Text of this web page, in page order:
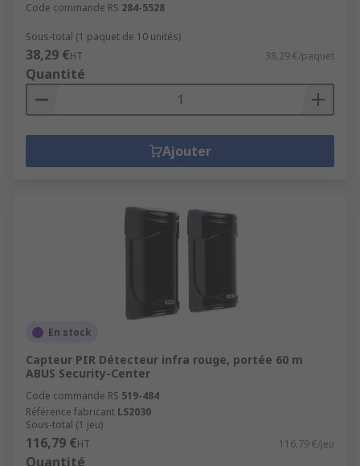
Notre gamme de poignées inclut une multitude
de formes et d'applications dans une gamme de
finitions et de matériaux. D'autres matériels et
pièces tels que les joints de porte pour garantir
une fermeture étanche, les plaques de bas de
porte pour l'ouverture mains-libres, au pied, et la
protection de la porte, les verrous, judas et
butées de porte ainsi que le matériel pour
armoires tel que les glissières et poignées de
de chevilles et vis en acier inox ou laiton pour
une installation immédiate.
Code commande RS 284-5528
Sous-total (1 paquet de 10 unités)
38,29 €HT 38,29 €/paquet
Quantité
Ajouter
En stock
Capteur PIR Détecteur infra rouge, portée 60 m
ABUS Security-Center
Code commande RS 519-484
Référence fabricant LS2030
Sous-total (1 jeu)
116,79 €HT 116,79 €/jeu
Quantité